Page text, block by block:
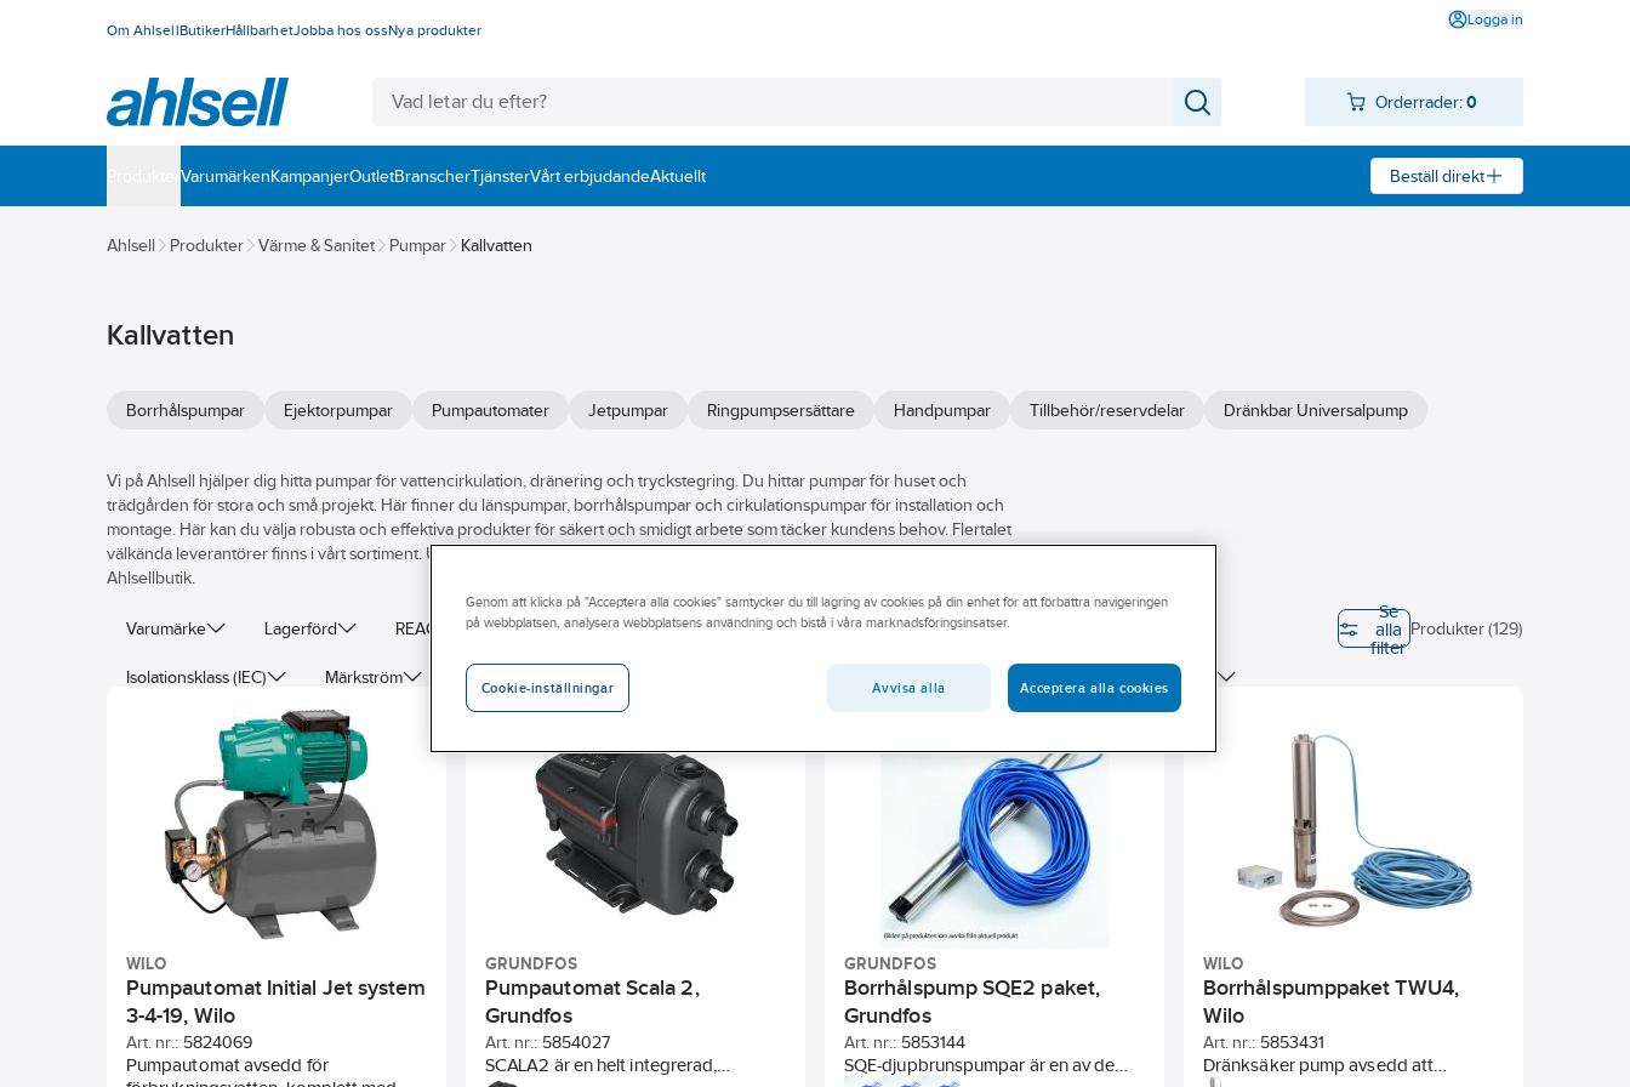
Om AhlsellButikerHållbarhetJobba hos ossNya produkter
Logga in
Orderrader: 0
VarumärkenKampanjerOutletBranscherTjänsterVårt erbjudandeAktuellt Beställ direkt
Ahlsell Produkter Värme & Sanitet Pumpar Kallvatten
Kallvatten
Borrhålspumpar Ejektorpumpar Pumpautomater Jetpumpar Ringpumpsersättare Handpumpar Tillbehör/reservdelar Dränkbar Universalpump
Vi på Ahlsell hjälper dig hitta pumpar för vattencirkulation, dränering och tryckstegring. Du hittar pumpar för huset och
trädgården för stora och små projekt. Här finner du länspumpar, borrhålspumpar och cirkulationspumpar för installation och
montage. Här kan du välja robusta och effektiva produkter för säkert och smidigt arbete som täcker kundens behov. Flertalet
välkända leverantörer finns i vårt sortiment. Utforska vårt breda utbud av pumpar här i webbutiken eller besök din närmsta
Ahlsellbutik.
Varumärke Lagerförd REACH – Fri från Kandidatämne Har miljövarudeklaration (EPD) Sunda hus
Isolationsklass (IEC) Märkström Frekvens Kapslingsklass (IP) Tillbehör
Typ av tillbehör/reservdel
Se
alla
filter
Produkter (129)
WILO
Pumpautomat Initial Jet system
3-4-19, Wilo
Art. nr.: 5824069
Pumpautomat avsedd för
GRUNDFOS
Pumpautomat Scala 2,
Grundfos
Art. nr.: 5854027
SCALA2 är en helt integrerad,
GRUNDFOS
Borrhålspump SQE2 paket,
Grundfos
Art. nr.: 5853144
SQE-djupbrunspumpar är en av de
WILO
Borrhålspumppaket TWU4,
Wilo
Art. nr.: 5853431
Dränksäker pump avsedd att
Genom att klicka på "Acceptera alla cookies" samtycker du till lagring av cookies på din enhet för att förbättra navigeringen
på webbplatsen, analysera webbplatsens användning och bistå i våra marknadsföringsinsatser.
Cookie-inställningar Avvisa alla Acceptera alla cookies